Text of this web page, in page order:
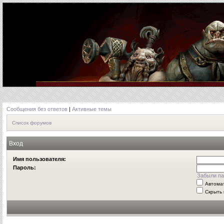
Сообщения без ответов | Активные темы
Список форумов
Вход
Имя пользователя:
Пароль:
Забыли
Скрыть